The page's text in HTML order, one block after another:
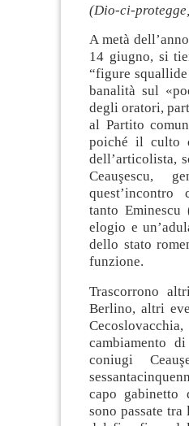
(Dio-ci-
A metà
14 giugno, si
“figure
banalità sul
degli oratori,
al Partito
poiché il culto
dell’articolista,
Ceauşescu,
quest’incontro
tanto
elogio e
dello stato
funzione.
Trascorrono
Berlino, altri
cambiamento
coniugi
capo gabinetto
sono passate